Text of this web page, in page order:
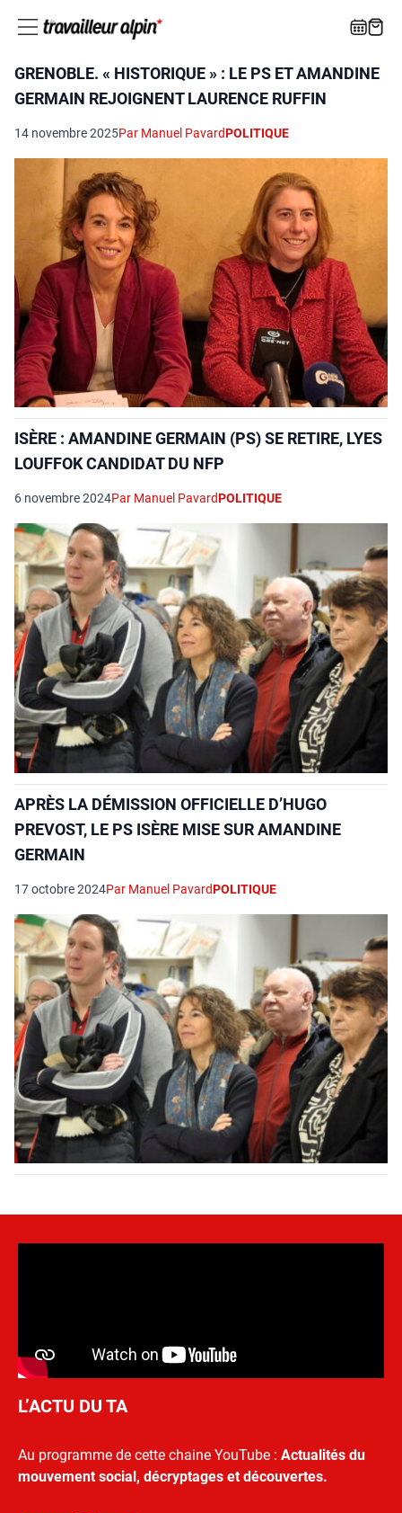
GRENOBLE. « HISTORIQUE » : LE PS ET AMANDINE
GERMAIN REJOIGNENT LAURENCE RUFFIN
14 novembre 2025Par Manuel PavardPOLITIQUE
ISÈRE : AMANDINE GERMAIN (PS) SE RETIRE, LYES
LOUFFOK CANDIDAT DU NFP
6 novembre 2024Par Manuel PavardPOLITIQUE
APRÈS LA DÉMISSION OFFICIELLE D’HUGO
PREVOST, LE PS ISÈRE MISE SUR AMANDINE
GERMAIN
17 octobre 2024Par Manuel PavardPOLITIQUE
L’ACTU DU TA
Au programme de cette chaine YouTube : Actualités du
mouvement social, décryptages et découvertes.